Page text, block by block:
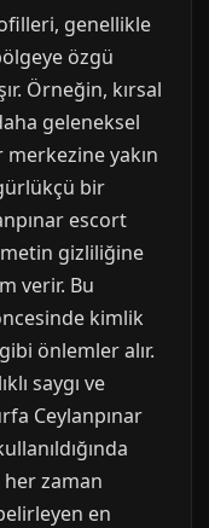
genellikle
özgü
Örneğin, kırsal
geleneksel
yakın
bir
escort
gizliliğine
verir. Bu
kimlik
önlemler alır.
saygı ve
Ceylanpınar
her zaman
en